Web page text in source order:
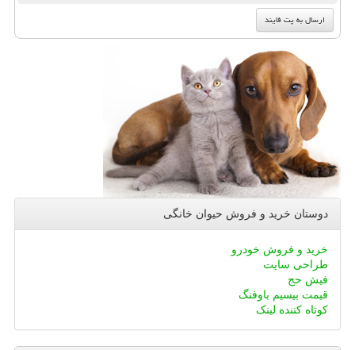
دوستان خرید و فروش حیوان خانگی
خرید و فروش خودرو
طراحی سایت
فیش حج
قیمت بیسیم باوفنگ
کوتاه کننده لینک